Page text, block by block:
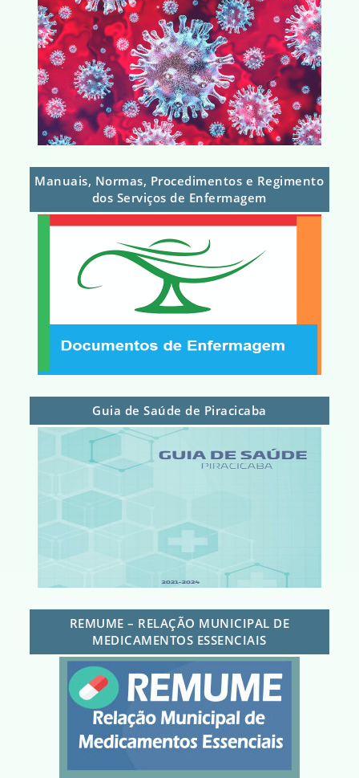
Manuais, Normas, Procedimentos e Regimento
dos Serviços de Enfermagem
Guia de Saúde de Piracicaba
REMUME – RELAÇÃO MUNICIPAL DE
MEDICAMENTOS ESSENCIAIS